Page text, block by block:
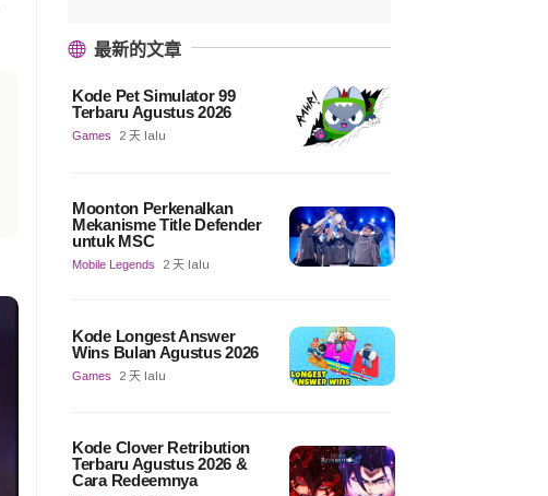
最新的文章
Kode Pet Simulator 99
Terbaru Agustus 2026
Games 2 天 lalu
Moonton Perkenalkan
Mekanisme Title Defender
untuk MSC
Mobile Legends 2 天 lalu
Kode Longest Answer
Wins Bulan Agustus 2026
Games 2 天 lalu
Kode Clover Retribution
Terbaru Agustus 2026 &
Cara Redeemnya